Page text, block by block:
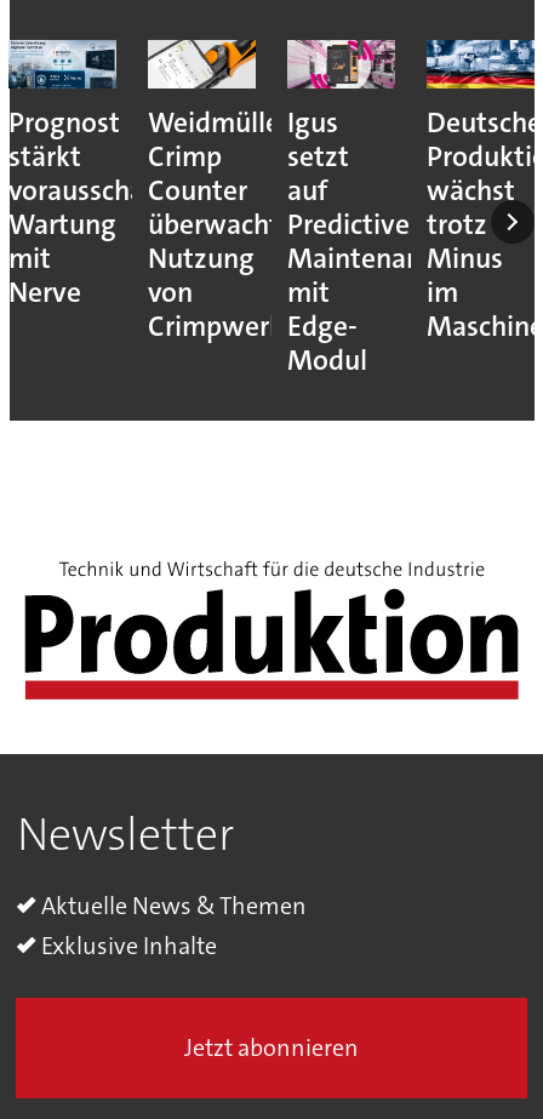
Prognost
stärkt
vorausschauende
Wartung
mit
Nerve
Weidmüller:
Crimp
Counter
überwacht
Nutzung
von
Crimpwerkzeugen
Igus
setzt
auf
Predictive
Maintenance
mit
Edge-
Modul
Deutsche
wächst
trotz
Minus
im
Newsletter
Aktuelle News & Themen
Exklusive Inhalte
Jetzt abonnieren